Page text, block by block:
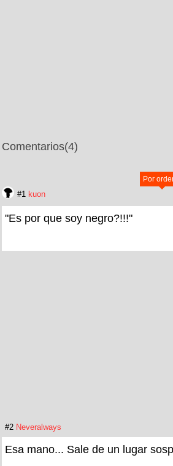
Comentarios(4)
Por
#1 kuon
"Es por que soy negro?!!!"
#2 Neveralways
Esa mano... Sale de un lugar